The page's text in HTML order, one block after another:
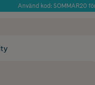
Använd kod: SOMMAR20